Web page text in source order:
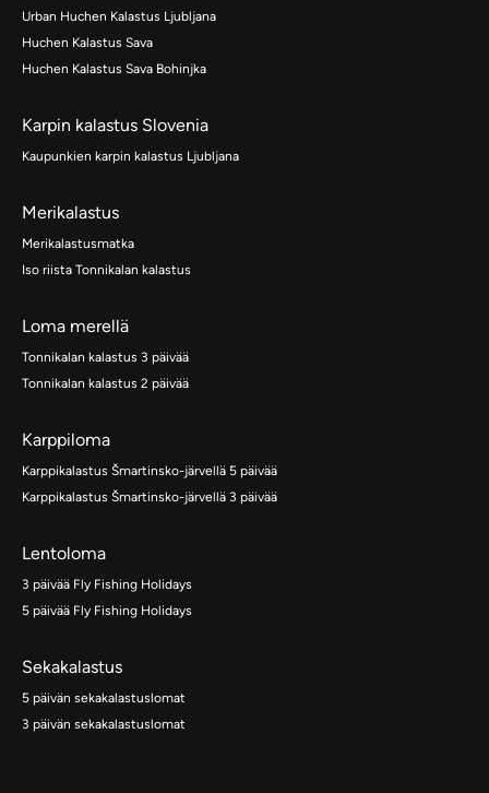
Urban Huchen Kalastus Ljubljana
Huchen Kalastus Sava
Huchen Kalastus Sava Bohinjka
Karpin kalastus Slovenia
Kaupunkien karpin kalastus Ljubljana
Merikalastus
Merikalastusmatka
Iso riista Tonnikalan kalastus
Loma merellä
Tonnikalan kalastus 3 päivää
Tonnikalan kalastus 2 päivää
Karppiloma
Karppikalastus Šmartinsko-järvellä 5 päivää
Karppikalastus Šmartinsko-järvellä 3 päivää
Lentoloma
3 päivää Fly Fishing Holidays
5 päivää Fly Fishing Holidays
Sekakalastus
5 päivän sekakalastuslomat
3 päivän sekakalastuslomat